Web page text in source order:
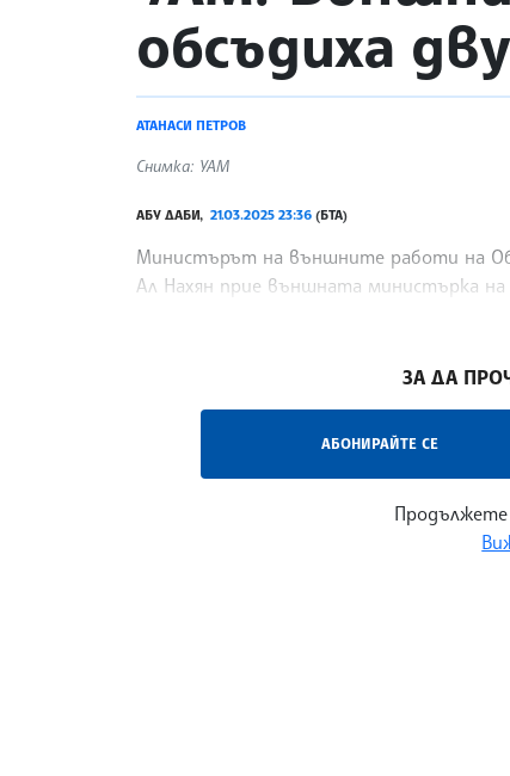
обсъдиха
АТАНАСИ ПЕТРОВ
Снимка: УАМ
АБУ ДАБИ, 21.03.2025 23:36 (БТА)
Министърът на външните работи на
Ал Нахян прие външната министърка на
ЗА ДА
АБОНИРАЙТЕ СЕ